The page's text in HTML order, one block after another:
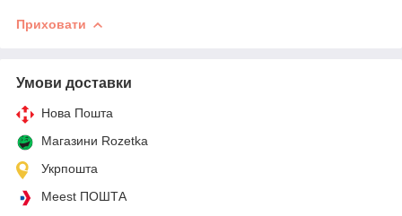
Приховати
Умови доставки
Нова Пошта
Магазини Rozetka
Укрпошта
Meest ПОШТА